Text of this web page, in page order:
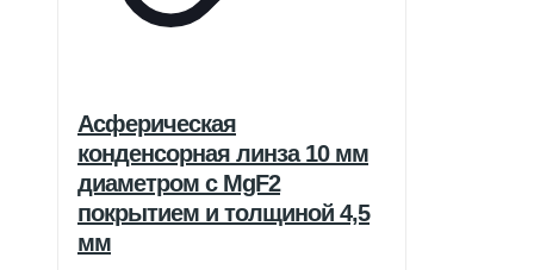
Асферическая
конденсорная линза 10 мм
диаметром с MgF2
покрытием и толщиной 4,5
мм